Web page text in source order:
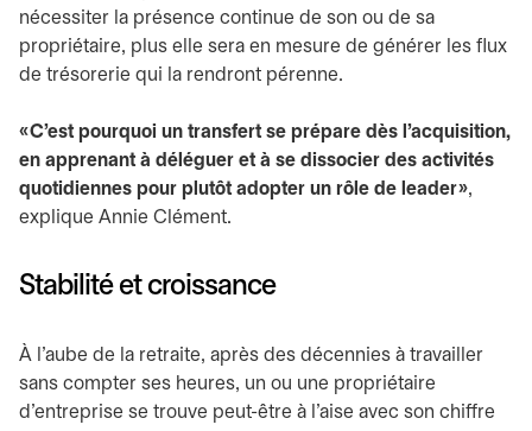
nécessiter la présence continue de son ou de sa
propriétaire, plus elle sera en mesure de générer les flux
de trésorerie qui la rendront pérenne.
« C’est pourquoi un transfert se prépare dès l’acquisition,
en apprenant à déléguer et à se dissocier des activités
quotidiennes pour plutôt adopter un rôle de leader »,
explique Annie Clément.
Stabilité et croissance
À l’aube de la retraite, après des décennies à travailler
sans compter ses heures, un ou une propriétaire
d’entreprise se trouve peut-être à l’aise avec son chiffre